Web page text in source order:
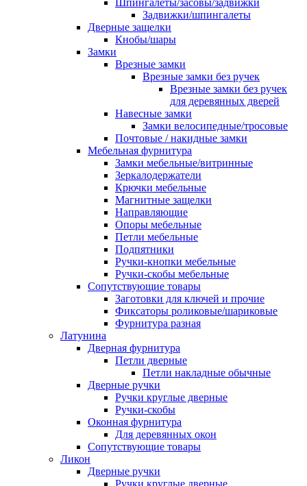
Шпингалеты/засовы/задвижки
Задвижки/шпингалеты
Дверные защелки
Кнобы/шары
Замки
Врезные замки
Врезные замки без ручек
Врезные замки без ручек
для деревянных дверей
Навесные замки
Замки велосипедные/тросовые
Почтовые / накидные замки
Мебельная фурнитура
Замки мебельные/витринные
Зеркалодержатели
Крючки мебельные
Магнитные защелки
Направляющие
Опоры мебельные
Петли мебельные
Подпятники
Ручки-кнопки мебельные
Ручки-скобы мебельные
Сопутствующие товары
Заготовки для ключей и прочие
Фиксаторы роликовые/шариковые
Фурнитура разная
Латунина
Дверная фурнитура
Петли дверные
Петли накладные обычные
Дверные ручки
Ручки круглые дверные
Ручки-скобы
Оконная фурнитура
Для деревянных окон
Сопутствующие товары
Ликон
Дверные ручки